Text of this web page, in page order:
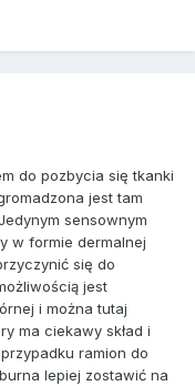
do pozbycia się tkanki
jest tam
sensownym
w formie dermalnej
się do
jest
i można tutaj
ma ciekawy skład i
ramion do
lepiej zostawić na